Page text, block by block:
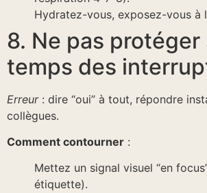
Hydratez-vous, exposez-vous à
8. Ne pas protéger
temps des
Erreur: dire “oui” à tout, répondre
collègues.
Comment contourner :
Mettez un signal visuel “en
étiquette).